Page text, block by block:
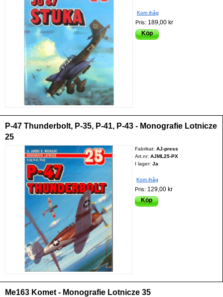
Kom ihåg
Pris: 189,00 kr
Köp
P-47 Thunderbolt, P-35, P-41, P-43 - Monografie Lotnicze
25
Fabrikat:AJ-press
Art.nr:AJML25-PX
I lager: Ja
Kom ihåg
Pris: 129,00 kr
Köp
Me163 Komet - Monografie Lotnicze 35